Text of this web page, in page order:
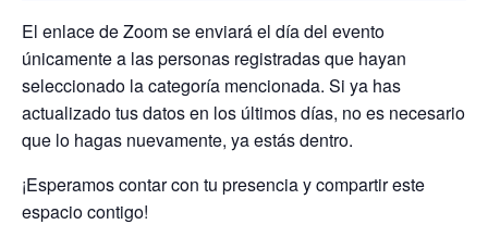
El enlace de Zoom se enviará el día del evento
únicamente a las personas registradas que hayan
seleccionado la categoría mencionada. Si ya has
actualizado tus datos en los últimos días, no es necesario
que lo hagas nuevamente, ya estás dentro.
¡Esperamos contar con tu presencia y compartir este
espacio contigo!